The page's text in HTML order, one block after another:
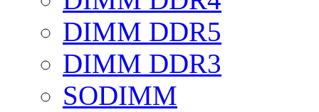
DIMM DDR5
DIMM DDR3
SODIMM